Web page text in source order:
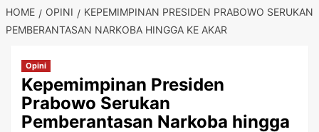
HOME OPINI
KEPEMIMPINAN PRESIDEN PRABOWO SERUKAN
PEMBERANTASAN NARKOBA HINGGA KE AKAR
Opini
Kepemimpinan Presiden
Prabowo Serukan
Pemberantasan Narkoba hingga